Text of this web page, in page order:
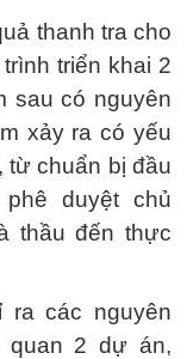
thanh tra cho
triển khai 2
sau có nguyên
xảy ra có yếu
từ chuẩn bị đầu
duyệt chủ
thầu đến thực
ra các nguyên
quan 2 dự án,